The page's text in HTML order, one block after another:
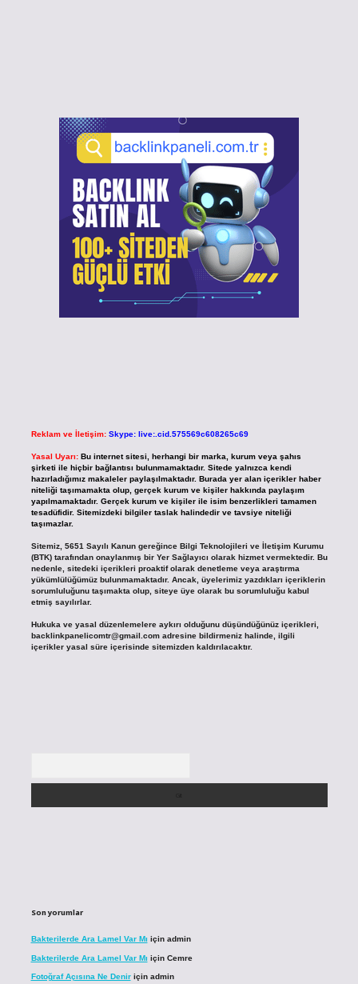
Reklam ve İletişim: Skype: live:.cid.575569c608265c69
Yasal Uyarı: Bu internet sitesi, herhangi bir marka, kurum veya şahıs
şirketi ile hiçbir bağlantısı bulunmamaktadır. Sitede yalnızca kendi
hazırladığımız makaleler paylaşılmaktadır. Burada yer alan içerikler haber
niteliği taşımamakta olup, gerçek kurum ve kişiler hakkında paylaşım
yapılmamaktadır. Gerçek kurum ve kişiler ile isim benzerlikleri tamamen
tesadüfidir. Sitemizdeki bilgiler taslak halindedir ve tavsiye niteliği
taşımazlar.
Sitemiz, 5651 Sayılı Kanun gereğince Bilgi Teknolojileri ve İletişim Kurumu
(BTK) tarafından onaylanmış bir Yer Sağlayıcı olarak hizmet vermektedir. Bu
nedenle, sitedeki içerikleri proaktif olarak denetleme veya araştırma
yükümlülüğümüz bulunmamaktadır. Ancak, üyelerimiz yazdıkları içeriklerin
sorumluluğunu taşımakta olup, siteye üye olarak bu sorumluluğu kabul
etmiş sayılırlar.
Hukuka ve yasal düzenlemelere aykırı olduğunu düşündüğünüz içerikleri,
backlinkpanelicomtr@gmail.comadresine bildirmeniz halinde, ilgili
içerikler yasal süre içerisinde sitemizden kaldırılacaktır.
Son yorumlar
Bakterilerde Ara Lamel Var Mı için admin
Bakterilerde Ara Lamel Var Mı için Cemre
Fotoğraf Açısına Ne Deniriçin admin